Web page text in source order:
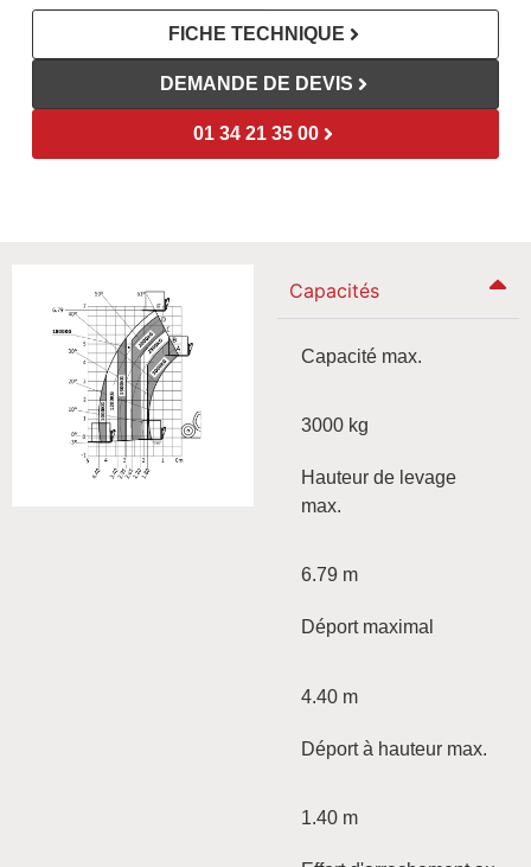
FICHE TECHNIQUE
DEMANDE DE DEVIS
01 34 21 35 00
Capacités
Capacité max.
3000 kg
Hauteur de levage
max.
6.79 m
Déport maximal
4.40 m
Déport à hauteur max.
1.40 m